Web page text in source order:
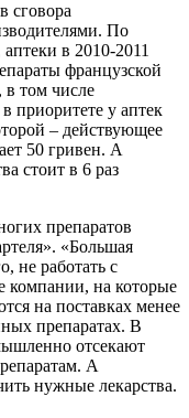
сговора
По
в 2010-2011
французской
в том числе
приоритете у аптек
– действующее
50 гривен. А
стоит в 6 раз
препаратов
«Большая
не работать с
компании, на которые
на поставках менее
препаратах. В
отсекают
А
нужные лекарства.